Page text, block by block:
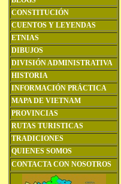
CONSTITUCIÓN
CUENTOS Y LEYENDAS
ETNIAS
DIBUJOS
DIVISIÓN ADMINISTRATIVA
HISTORIA
INFORMACIÓN PRÁCTICA
MAPA DE VIETNAM
PROVINCIAS
RUTAS TURISTICAS
TRADICIONES
QUIENES SOMOS
CONTACTA CON NOSOTROS